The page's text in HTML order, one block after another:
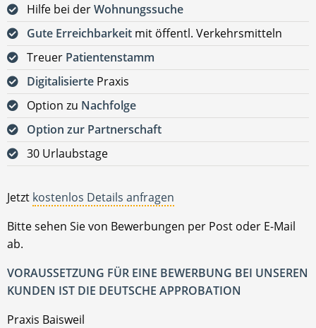
Hilfe bei derWohnungssuche
Gute Erreichbarkeit mit öffentl. Verkehrsmitteln
Treuer Patientenstamm
Digitalisierte Praxis
Option zu Nachfolge
Option zur Partnerschaft
30 Urlaubstage
Jetzt kostenlos Details anfragen
Bitte sehen Sie von Bewerbungen per Post oder E-Mail
ab.
VORAUSSETZUNG FÜR EINE BEWERBUNG BEI UNSEREN
KUNDEN IST DIE DEUTSCHE APPROBATION
Praxis Baisweil